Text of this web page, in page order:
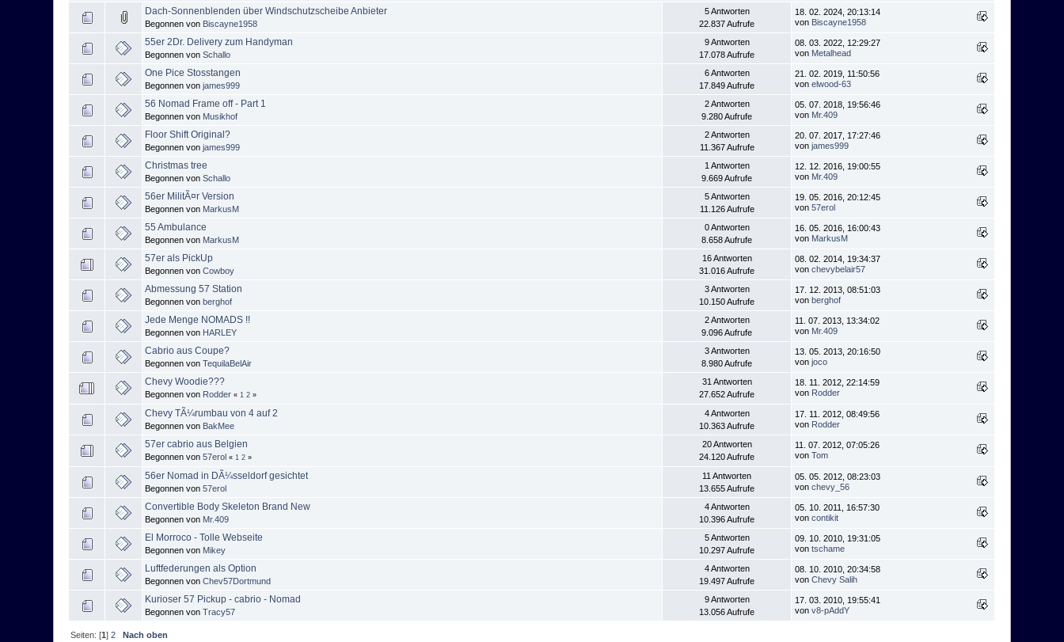
Dach-Sonnenblenden über Windschutzscheibe Anbieter
Begonnen von Biscayne1958
5 Antworten
22.837 Aufrufe
18. 02. 2024, 20:13:14
von Biscayne1958
55er 2Dr. Delivery zum Handyman
Begonnen vonSchallo
9 Antworten
17.078 Aufrufe
08. 03. 2022, 12:29:27
von Metalhead
One Pice Stosstangen
Begonnen vonjames999
6 Antworten
17.849 Aufrufe
21. 02. 2019, 11:50:56
vonelwood-63
56 Nomad Frame off - Part 1
Begonnen von Musikhof
2 Antworten
9.280 Aufrufe
05. 07. 2018, 19:56:46
von Mr.409
Floor Shift Original?
Begonnen vonjames999
2 Antworten
11.367 Aufrufe
20. 07. 2017, 17:27:46
vonjames999
Christmas tree
Begonnen vonSchallo
1 Antworten
9.669 Aufrufe
12. 12. 2016, 19:00:55
von Mr.409
56er MilitÃ¤r Version
Begonnen von MarkusM
5 Antworten
11.126 Aufrufe
19. 05. 2016, 20:12:45
von57erol
55 Ambulance
Begonnen von MarkusM
0 Antworten
8.658 Aufrufe
16. 05. 2016, 16:00:43
von MarkusM
57er als PickUp
Begonnen vonCowboy
16 Antworten
31.016 Aufrufe
08. 02. 2014, 19:34:37
vonchevybelair57
Abmessung 57 Station
Begonnen von berghof
3 Antworten
10.150 Aufrufe
17. 12. 2013, 08:51:03
von berghof
Jede Menge NOMADS !!
Begonnen von HARLEY
2 Antworten
9.096 Aufrufe
11. 07. 2013, 13:34:02
von Mr.409
Cabrio aus Coupe?
Begonnen vonTequilaBelAir
3 Antworten
8.980 Aufrufe
13. 05. 2013, 20:16:50
vonjoco
Chevy Woodie???
Begonnen von Rodder «1 2 »
31 Antworten
27.652 Aufrufe
18. 11. 2012, 22:14:59
von Rodder
Chevy TÃ¼rumbau von 4 auf 2
Begonnen von BakMee
4 Antworten
10.363 Aufrufe
17. 11. 2012, 08:49:56
von Rodder
57er cabrio aus Belgien
Begonnen von57erol «1 2 »
20 Antworten
24.120 Aufrufe
11. 07. 2012, 07:05:26
vonTom
56er Nomad in DÃ¼sseldorf gesichtet
Begonnen von57erol
11 Antworten
13.655 Aufrufe
05. 05. 2012, 08:23:03
vonchevy_56
Convertible Body Skeleton Brand New
Begonnen von Mr.409
4 Antworten
10.396 Aufrufe
05. 10. 2011, 16:57:30
voncontikit
El Morroco - Tolle Webseite
Begonnen von Mikey
5 Antworten
10.297 Aufrufe
09. 10. 2010, 19:31:05
vontschame
Luftfederungen als Option
Begonnen vonChev57Dortmund
4 Antworten
19.497 Aufrufe
08. 10. 2010, 20:34:58
vonChevy Salih
Kurioser 57 Pickup - cabrio - Nomad
Begonnen vonTracy57
9 Antworten
13.056 Aufrufe
17. 03. 2010, 19:55:41
vonv8-pAddY
Seiten: [1]2 Nach oben